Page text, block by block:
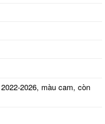
2026, màu cam, còn